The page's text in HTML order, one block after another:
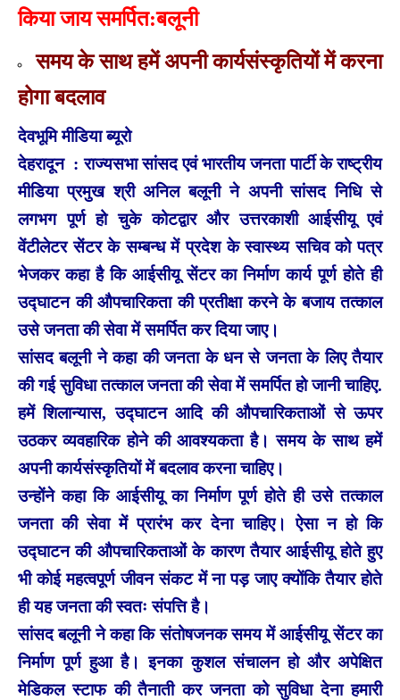
किया जाय समर्पित:बलूनी
समय के साथ हमें अपनी कार्यसंस्कृतियों में करना
होगा बदलाव
देवभूमि मीडिया ब्यूरो
देहरादून : राज्यसभा सांसद एवं भारतीय जनता पार्टी के राष्ट्रीय
मीडिया प्रमुख श्री अनिल बलूनी ने अपनी सांसद निधि से
लगभग पूर्ण हो चुके कोटद्वार और उत्तरकाशी आईसीयू एवं
वेंटीलेटर सेंटर के सम्बन्ध में प्रदेश के स्वास्थ्य सचिव को पत्र
भेजकर कहा है कि आईसीयू सेंटर का निर्माण कार्य पूर्ण होते ही
उद्घाटन की औपचारिकता की प्रतीक्षा करने के बजाय तत्काल
उसे जनता की सेवा में समर्पित कर दिया जाए।
सांसद बलूनी ने कहा की जनता के धन से जनता के लिए तैयार
की गई सुविधा तत्काल जनता की सेवा में समर्पित हो जानी चाहिए.
हमें शिलान्यास, उद्घाटन आदि की औपचारिकताओं से ऊपर
उठकर व्यवहारिक होने की आवश्यकता है। समय के साथ हमें
अपनी कार्यसंस्कृतियों में बदलाव करना चाहिए।
उन्होंने कहा कि आईसीयू का निर्माण पूर्ण होते ही उसे तत्काल
जनता की सेवा में प्रारंभ कर देना चाहिए। ऐसा न हो कि
उद्घाटन की औपचारिकताओं के कारण तैयार आईसीयू होते हुए
भी कोई महत्वपूर्ण जीवन संकट में ना पड़ जाए क्योंकि तैयार होते
ही यह जनता की स्वतः संपत्ति है।
सांसद बलूनी ने कहा कि संतोषजनक समय में आईसीयू सेंटर का
निर्माण पूर्ण हुआ है। इनका कुशल संचालन हो और अपेक्षित
मेडिकल स्टाफ की तैनाती कर जनता को सुविधा देना हमारी